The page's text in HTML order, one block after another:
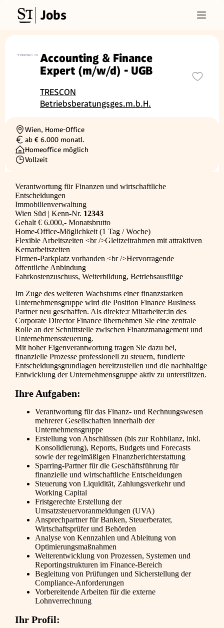
Jobs
Accounting & Finance
Expert (m/w/d) - UGB
TRESCON
Betriebsberatungsges.m.b.H.
Ortschaft
Wien, Home-Office
Gehalt
ab € 6.000 monatl.
Homeoffice möglich
Beschäftigungsart
Vollzeit
Verantwortung für Finanzen und wirtschaftliche
Entscheidungen
Immobilienverwaltung
Wien Süd | Kenn-Nr. 12343
Gehalt € 6.000,- Monatsbrutto
Home-Office-Möglichkeit (1 Tag / Woche)
Flexible Arbeitszeiten <br />Gleitzeitrahmen mit attraktiven
Kernarbeitszeiten
Firmen-Parkplatz vorhanden <br />Hervorragende
öffentliche Anbindung
Fahrkostenzuschuss, Weiterbildung, Betriebsausflüge
Im Zuge des weiteren Wachstums einer finanzstarken
Unternehmensgruppe wird die Position Finance Business
Partner neu geschaffen. Als direkte:r Mitarbeiter:in des
Corporate Director Finance übernehmen Sie eine zentrale
Rolle an der Schnittstelle zwischen Finanzmanagement und
Unternehmenssteuerung.
Mit hoher Eigenverantwortung tragen Sie dazu bei,
finanzielle Prozesse professionell zu steuern, fundierte
Entscheidungsgrundlagen bereitzustellen und die nachhaltige
Entwicklung der Unternehmensgruppe aktiv zu unterstützen.
Ihre Aufgaben:
Verantwortung für das Finanz- und Rechnungswesen
mehrerer Gesellschaften innerhalb der
Unternehmensgruppe
Erstellung von Abschlüssen (bis zur Rohbilanz, inkl.
Konsolidierung), Reports, Budgets und Forecasts
sowie der regelmäßigen Finanzberichterstattung
Sparring-Partner für die Geschäftsführung für
finanzielle und wirtschaftliche Entscheidungen
Steuerung von Liquidität, Zahlungsverkehr und
Working Capital
Fristgerechte Erstellung der
Umsatzsteuervoranmeldungen (UVA)
Ansprechpartner für Banken, Steuerberater,
Wirtschaftsprüfer und Behörden
Analyse von Kennzahlen und Ableitung von
Optimierungsmaßnahmen
Weiterentwicklung von Prozessen, Systemen und
Reportingstrukturen im Finance-Bereich
Begleitung von Prüfungen und Sicherstellung der
Compliance-Anforderungen
Vorbereitende Arbeiten für die externe
Lohnverrechnung
Ihr Profil: